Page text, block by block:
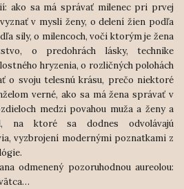
ako sa má správať milenec pri prvej
v mysli ženy, o delení žien podľa
sily, o milencoch, voči ktorým je žena
o predohrách lásky, technike
hryzenia, o rozličných polohách
o svoju telesnú krásu, prečo niektoré
verné, ako sa má žena správať v
medzi povahou muža a ženy a
na ktoré sa dodnes odvolávajú
vyzbrojení modernými poznatkami z
odmenený pozoruhodnou aureolou: